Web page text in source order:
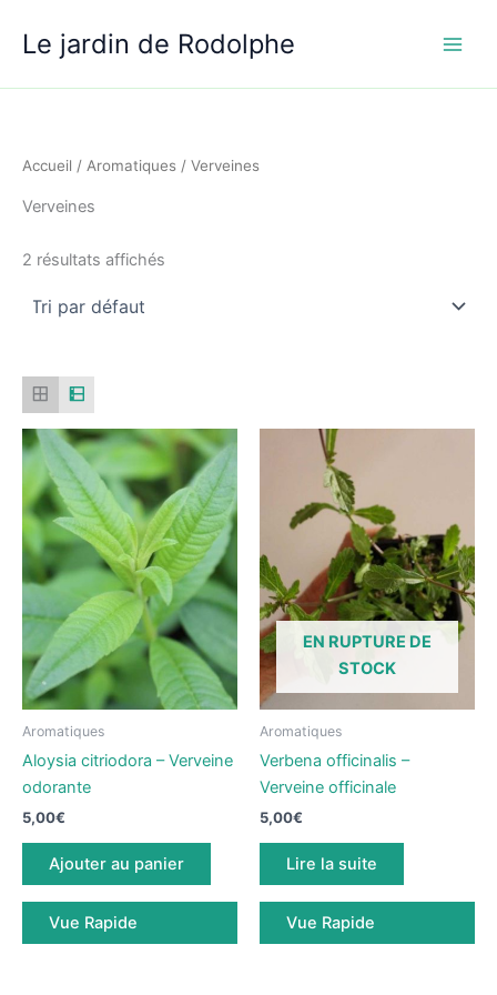
contenu
Le jardin de Rodolphe
Accueil / Aromatiques / Verveines
Verveines
2 résultats affichés
Aromatiques
Aloysia citriodora – Verveine
odorante
5,00€
Ajouter au panier
Vue Rapide
EN RUPTURE DE
STOCK
Aromatiques
Verbena officinalis –
Verveine officinale
5,00€
Lire la suite
Vue Rapide